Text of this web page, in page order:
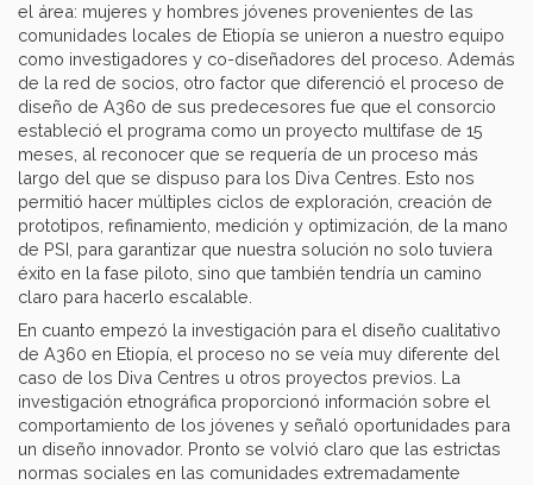
el área: mujeres y hombres jóvenes provenientes de las
comunidades locales de Etiopía se unieron a nuestro equipo
como investigadores y co-diseñadores del proceso. Además
de la red de socios, otro factor que diferenció el proceso de
diseño de A360 de sus predecesores fue que el consorcio
estableció el programa como un proyecto multifase de 15
meses, al reconocer que se requería de un proceso más
largo del que se dispuso para los Diva Centres. Esto nos
permitió hacer múltiples ciclos de exploración, creación de
prototipos, refinamiento, medición y optimización, de la mano
de PSI, para garantizar que nuestra solución no solo tuviera
éxito en la fase piloto, sino que también tendría un camino
claro para hacerlo escalable.
En cuanto empezó la investigación para el diseño cualitativo
de A360 en Etiopía, el proceso no se veía muy diferente del
caso de los Diva Centres u otros proyectos previos. La
investigación etnográfica proporcionó información sobre el
comportamiento de los jóvenes y señaló oportunidades para
un diseño innovador. Pronto se volvió claro que las estrictas
normas sociales en las comunidades extremadamente